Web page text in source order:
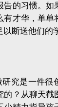
告的习惯。如
才华，单单
以断送他们的
究是一件很
的？从聊天截